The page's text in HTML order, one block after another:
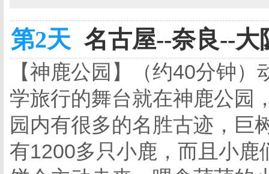
第2天 名古屋--奈良--大
【神鹿公园】（约40分钟
学旅行的舞台就在神鹿公园
园内有很多的名胜古迹，巨
有1200多只小鹿，而且小